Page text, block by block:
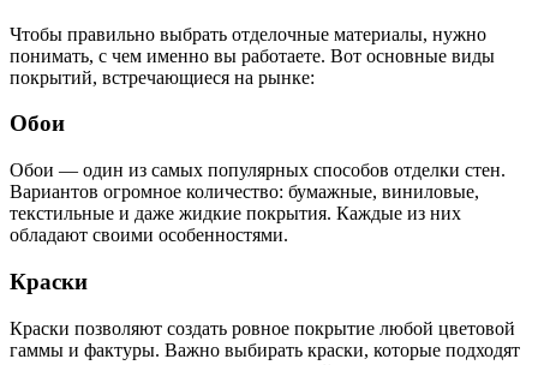
Чтобы правильно выбрать отделочные материалы, нужно
понимать, с чем именно вы работаете. Вот основные виды
покрытий, встречающиеся на рынке:
Обои
Обои — один из самых популярных способов отделки стен.
Вариантов огромное количество: бумажные, виниловые,
текстильные и даже жидкие покрытия. Каждые из них
обладают своими особенностями.
Краски
Краски позволяют создать ровное покрытие любой цветовой
гаммы и фактуры. Важно выбирать краски, которые подходят